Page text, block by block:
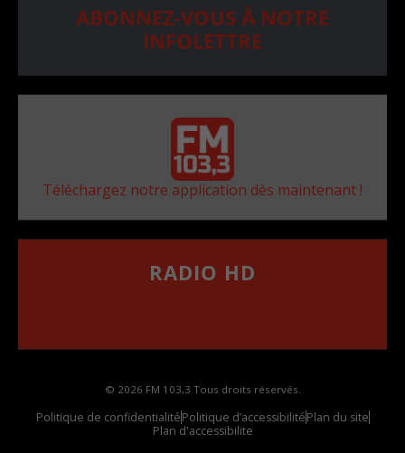
ABONNEZ-VOUS À NOTRE
INFOLETTRE
Téléchargez notre application dès maintenant !
RADIO HD
© 2026 FM 103,3 Tous droits réservés.
Politique de confidentialitéPolitique d’accessibilitéPlan du site
Plan d'accessibilite